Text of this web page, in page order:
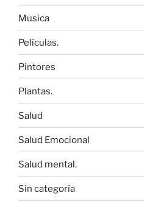
Musica
Películas.
Pintores
Plantas.
Salud
Salud Emocional
Salud mental.
Sin categoría